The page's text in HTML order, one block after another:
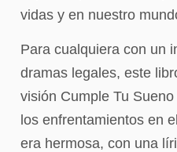
vidas y en nuestro
Para cualquiera con un
dramas legales, este
visión Cumple Tu
los enfrentamientos en
era hermosa, con una